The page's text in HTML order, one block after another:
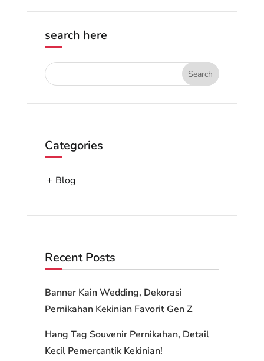
search here
Categories
Blog
Recent Posts
Banner Kain Wedding, Dekorasi
Pernikahan Kekinian Favorit Gen Z
Hang Tag Souvenir Pernikahan, Detail
Kecil Pemercantik Kekinian!